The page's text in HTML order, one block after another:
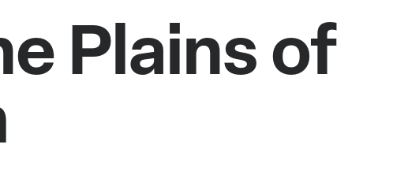
Plains of